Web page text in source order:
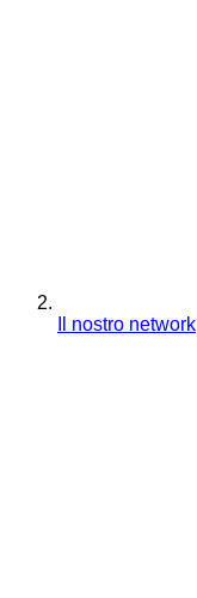
Il nostro network